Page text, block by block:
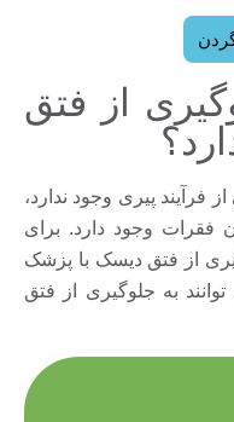
از فتق
فرآیند پیری وجود ندارد،
فقرات وجود دارد. براى
از فتق دیسک با پزشک
به جلوگیری از فتق